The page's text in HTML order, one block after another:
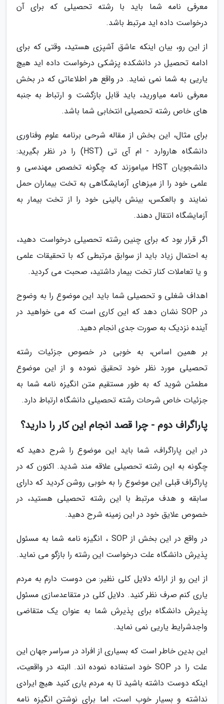
معرفی نامه شما باید با رشته تحصیلی که برای آن
درخواست داده اید مرتبط باشد.
از این رو، بیان اینکه عاشق آشپزی هستید، وقتی که برای
ادامه تحصیل در دانشکده پزشکی درخواست داده اید هیچ
یاریی به شما نمی نماید. در واقع هر اطلاعاتی که در بخش
معرفی نامه میاورید، باید قابل بازگشت و ارتباط به جنبه
های خاص رشته تحصیلی انتخابی شما باشد.
برای مثال، این بخش از مقاله شرحی برنامه علوم وفناوری
دانشگاه هاروارد - ام آی تی (HST) را در نظر بگیرید:
دانشجویان HST میاموزند که چگونه تخصص مهندسی و
علمی خود را از میزهای آزمایشگاهی به تخت بیماران حمل
نمایند و بالعکس، بینش بالینی خود را از تخت بیمار به
آزمایشگاه انتقال دهند.
اگر قرار بود که برای چنین رشته تحصیلی درخواست دهید،
به احتمال زیاد باید از سوابق مرتبطی که با تحقیقات علمی
و یا تعاملات کنار تخت بیمار داشتید، صحبت می کردید.
اهداف شغلی و تحصیلی شما باید این موضوع را به وضوح
در SOP نشان دهد که این کاری است که می خواهید در
آینده نزدیک به صورت جدی انجام دهید.
بر همین اساس، به خوبی در خصوص جزئیات رشته
تحصیلی مورد نظر خود تحقیق نموده و از این موضوع
مطمئن شوید که به طور مستقیم متن انگیزه نامه شما به
جزئیات خاص شرحات رشته تحصیلی دانشگاه ارتباط دارد.
پاراگراف دوم - چرا قصد انجام این کار را دارید؟
در این پاراگراف، شما باید این موضوع را شرح دهید که
چگونه به این رشته تحصیلی علاقه مند شدید. اکنون که در
پاراگراف قبلی این موضوع را به خوبی روشن کردید که دارای
سابقه و هدف مرتبط با این رشته تحصیلی هستید، در
خصوص علایق خود در این زمینه شرح دهید.
در واقع در این بخش از SOP ، انگیزه نامه شما به مسئول
پذیرش دانشگاه علت درخواست این رشته را بازگو می نماید.
از این رو از ارائه دلایل کلی نظیر: من دوست دارم به مردم
یاری کنم صرف نظر کنید. دلایل کلی در متقاعدسازی مسئول
پذیرش دانشگاه برای پذیرش شما به عنوان یک متقاضی
واجدشرایط یاریی نمی نماید.
این بدین خاطر است که بسیاری از افراد در سراسر جهان این
علت را در SOP خود استفاده نموده اند. البته در واقعیت،
اینکه دوست داشته باشید تا به مردم یاری کنید هیچ ایرادی
نداشته و بسیار خوب است، اما برای نوشتن انگیزه نامه